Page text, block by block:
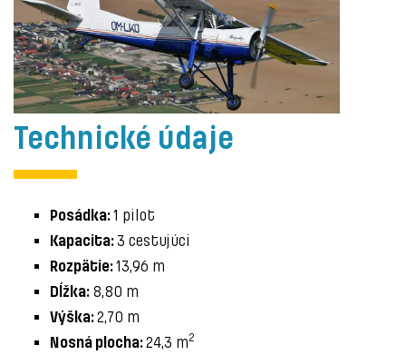
Technické údaje
Posádka:1 pilot
Kapacita:3 cestujúci
Rozpätie:13,96 m
Dĺžka: 8,80 m
Výška:2,70 m
Nosná plocha:24,3 m2